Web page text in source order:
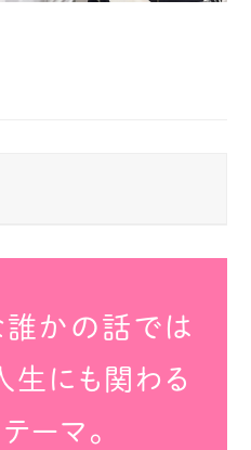
かの話では
生にも関わる
ーマ。